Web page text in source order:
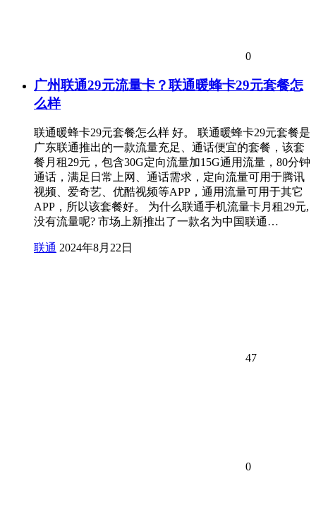
0
广州联通29元流量卡？联通暖蜂卡29元套餐怎
么样
联通暖蜂卡29元套餐怎么样 好。 联通暖蜂卡29元套餐是
广东联通推出的一款流量充足、通话便宜的套餐，该套
餐月租29元，包含30G定向流量加15G通用流量，80分钟
通话，满足日常上网、通话需求，定向流量可用于腾讯
视频、爱奇艺、优酷视频等APP，通用流量可用于其它
APP，所以该套餐好。 为什么联通手机流量卡月租29元,
没有流量呢? 市场上新推出了一款名为中国联通…
联通 2024年8月22日
47
0